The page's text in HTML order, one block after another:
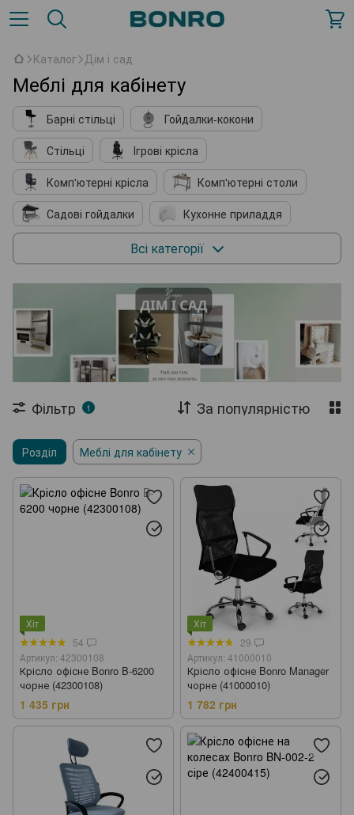
Каталог Дім і сад
Меблі для кабінету
Барні стільці
Гойдалки-кокони
Стільці
Ігрові крісла
Комп'ютерні крісла
Комп'ютерні столи
Садові гойдалки
Кухонне приладдя
Косметичні столики
Комплектуючі до меблів
Садові парасолі
Шезлонги
Складані меблі
Столи
Журнальні столи
Стелажі
Сушарки для одягу
Теплиці та парники
Всі категорії
Фільтр 1 За популярністю
Розділ Меблі для кабінету
Хіт
54
Артикул: 42300108
Крісло офісне Bonro B-6200
чорне (42300108)
1 435 грн
Хіт
29
Артикул: 41000010
Крісло офісне Bonro Manager
чорне (41000010)
1 782 грн